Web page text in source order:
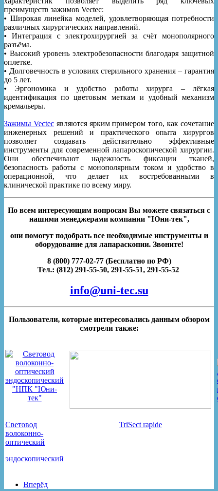
преимуществ зажимов Vectec:
• Широкая линейка моделей, удовлетворяющая потребности
различных хирургических направлений.
• Интеграция с электрохирургией за счёт монополярного
разъёма.
• Высокий уровень электробезопасности благодаря защитной
оплетке.
• Долговечность в условиях стерильного хранения – гарантия
до 5 лет.
• Эргономика и удобство работы хирурга – лёгкая
идентификация по цветовым меткам и удобный механизм
кремальеры.
Зажимы Vectecявляются ярким примером того, как сочетание
инженерных решений и практического опыта хирургов
позволяет создавать действительно эффективные
инструменты для современной лапароскопической хирургии.
Они обеспечивают надежность фиксации тканей,
безопасность работы с монополярным током и удобство в
операционной, что делает их востребованными в
клинической практике по всему миру.
По всем интересующим вопросам Вы можете связаться с
нашими менеджерами компании "Юни-тек",
они помогут подобрать все необходимые инструменты и
оборудование для лапараскопии. Звоните!
8 (800) 777-02-77 (Бесплатно по РФ)
Тел.: (812) 291-55-50, 291-55-51, 291-55-52
info@uni-tec.su
Пользователи, которые интересовались данным обзором
смотрели также:
Световод
волоконно-
оптический
эндоскопический
TriSect rapide
Вперёд